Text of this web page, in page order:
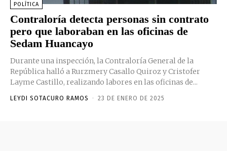
POLÍTICA
Contraloría detecta personas sin contrato
pero que laboraban en las oficinas de
Sedam Huancayo
Durante una inspección, la Contraloría General de la
República halló a Rurzmery Casallo Quiroz y Cristofer
Layme Castillo, realizando labores en las oficinas de...
LEYDI SOTACURO RAMOS - 23 DE ENERO DE 2025